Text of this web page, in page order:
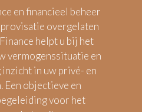
en financieel beheer
overgelaten
helpt u bij het
vermogenssituatie en
in uw privé- en
Een objectieve en
voor het